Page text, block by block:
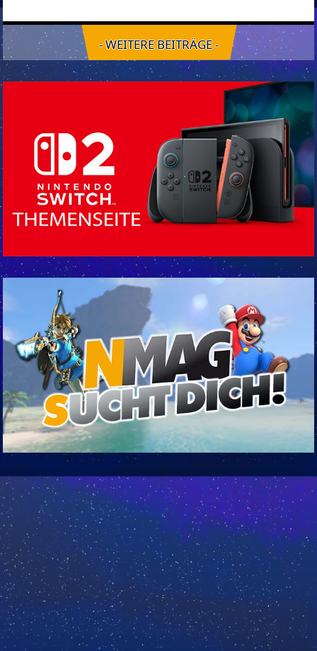
- WEITERE BEITRÄGE -